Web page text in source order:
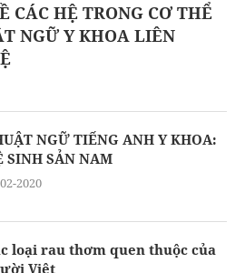
CÁC HỆ TRONG CƠ THỂ
NGỮ Y KHOA LIÊN
NGỮ TIẾNG ANH Y KHOA:
SINH SẢN NAM
2020
loại rau thơm quen thuộc của
Việt